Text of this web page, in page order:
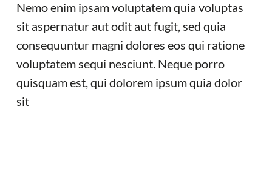
Nemo enim ipsam voluptatem quia voluptas
sit aspernatur aut odit aut fugit, sed quia
consequuntur magni dolores eos qui ratione
voluptatem sequi nesciunt. Neque porro
quisquam est, qui dolorem ipsum quia dolor
sit